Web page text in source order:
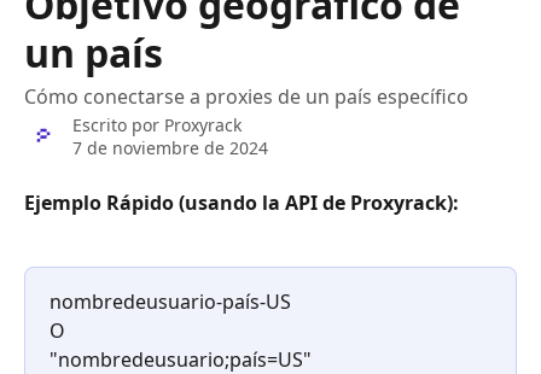
un país
Cómo conectarse a proxies de un país específico
Escrito por Proxyrack
7 de noviembre de 2024
Ejemplo Rápido (usando la API de Proxyrack):
nombredeusuario-país-US
O
"nombredeusuario;país=US"